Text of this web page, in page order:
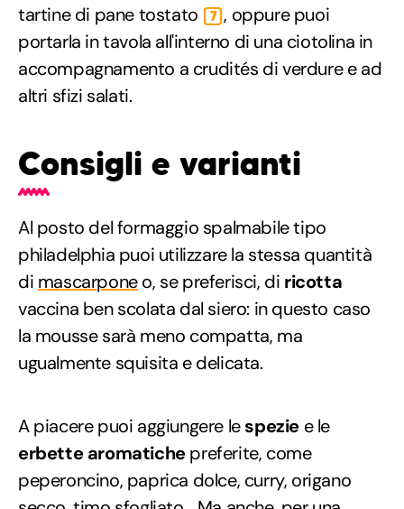
tartine di pane tostato
7 , oppure puoi
portarla in tavola all'interno di una ciotolina in
accompagnamento a crudités di verdure e ad
altri sfizi salati.
Consigli e varianti
Al posto del formaggio spalmabile tipo
philadelphia puoi utilizzare la stessa quantità
di mascarponeo, se preferisci, di ricotta
vaccina ben scolata dal siero: in questo caso
la mousse sarà meno compatta, ma
ugualmente squisita e delicata.
A piacere puoi aggiungere lespezie e le
erbette aromatichepreferite, come
peperoncino, paprica dolce, curry, origano